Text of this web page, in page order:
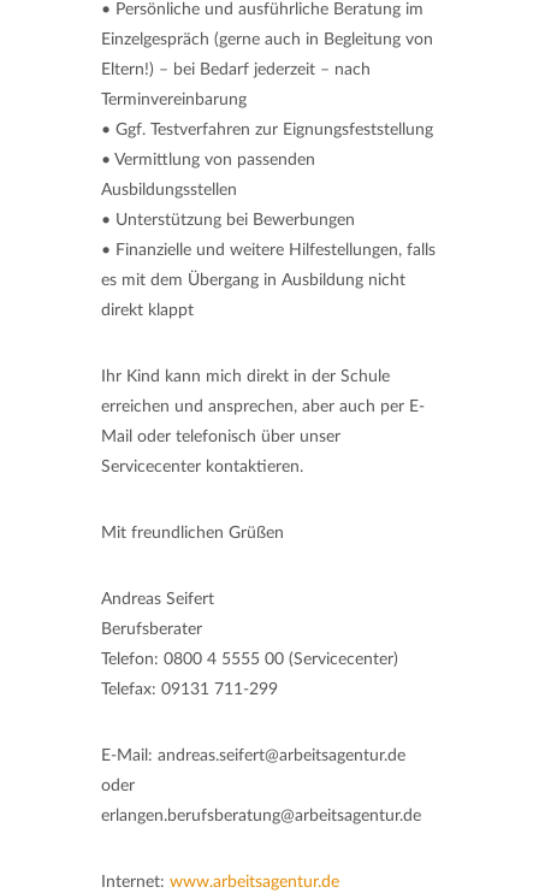
• Persönliche und ausführliche Beratung im
Einzelgespräch (gerne auch in Begleitung von
Eltern!) – bei Bedarf jederzeit – nach
Terminvereinbarung
• Ggf. Testverfahren zur Eignungsfeststellung
• Vermittlung von passenden
Ausbildungsstellen
• Unterstützung bei Bewerbungen
• Finanzielle und weitere Hilfestellungen, falls
es mit dem Übergang in Ausbildung nicht
direkt klappt
Ihr Kind kann mich direkt in der Schule
erreichen und ansprechen, aber auch per E-
Mail oder telefonisch über unser
Servicecenter kontaktieren.
Mit freundlichen Grüßen
Andreas Seifert
Berufsberater
Telefon: 0800 4 5555 00 (Servicecenter)
Telefax: 09131 711-299
E-Mail: andreas.seifert@arbeitsagentur.de
oder
erlangen.berufsberatung@arbeitsagentur.de
Internet: www.arbeitsagentur.de